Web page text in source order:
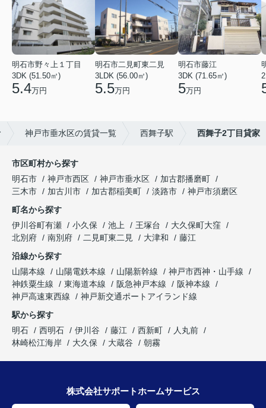
明石市野々上１丁目
3DK (51.50㎡)
5.4万円
明石市二見町東二見
3LDK (56.00㎡)
5.5万円
明石市藤江
3DK (71.65㎡)
5万円
神戸市垂水区の賃貸一覧 西舞子駅 西舞子2丁目貸家
市区町村から探す
明石市
神戸市西区 神戸市垂水区
加古郡播磨町
三木市
加古川市 加古郡稲美町 淡路市
神戸市須磨区
町名から探す
伊川谷町有瀬
小久保 池上 王塚台
大久保町大窪
北別府
南別府 二見町東二見 大津和
藤江
沿線から探す
山陽本線
山陽電鉄本線 山陽新幹線
神戸市西神・山手線
神鉄粟生線
東海道本線 阪急神戸本線
阪神本線
神戸高速東西線
神戸新交通ポートアイランド線
駅から探す
明石
西明石 伊川谷 藤江 西新町
人丸前
林崎松江海岸
大久保 大蔵谷 朝霧
株式会社サポートホームサービス